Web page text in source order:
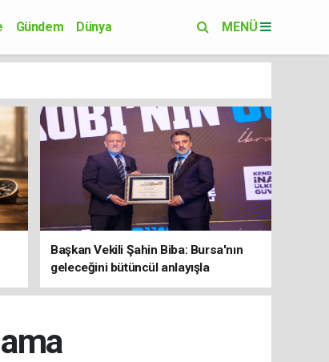
Gündem
Dünya
MENÜ
Başkan Vekili Şahin Biba: Bursa'nın
geleceğini bütüncül anlayışla
planlıyoruz